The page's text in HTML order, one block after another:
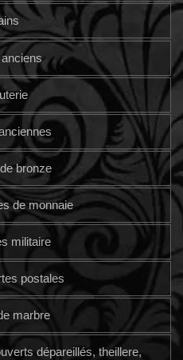
bronze
de monnaie
militaire
postales
marbre
dépareillés, theillere,